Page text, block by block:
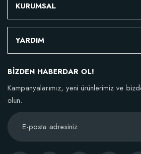
KURUMSAL
YARDIM
BİZDEN HABERDAR OL!
Kampanyalarımız, yeni ürünlerimiz ve
olun.